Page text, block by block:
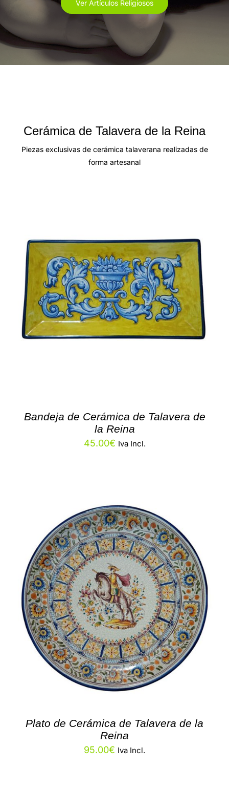
Ver Artículos Religiosos
Cerámica de Talavera de la Reina
Piezas exclusivas de cerámica talaverana realizadas de
forma artesanal
Bandeja de Cerámica de Talavera de
la Reina
45.00€ Iva Incl.
Plato de Cerámica de Talavera de la
Reina
95.00€ Iva Incl.